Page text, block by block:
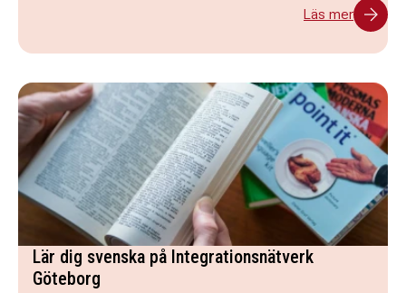
Läs mer
Lär dig svenska på Integrationsnätverk
Göteborg